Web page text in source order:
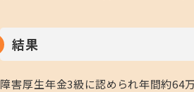
結果
障害厚生年金3級に認められ年間約64